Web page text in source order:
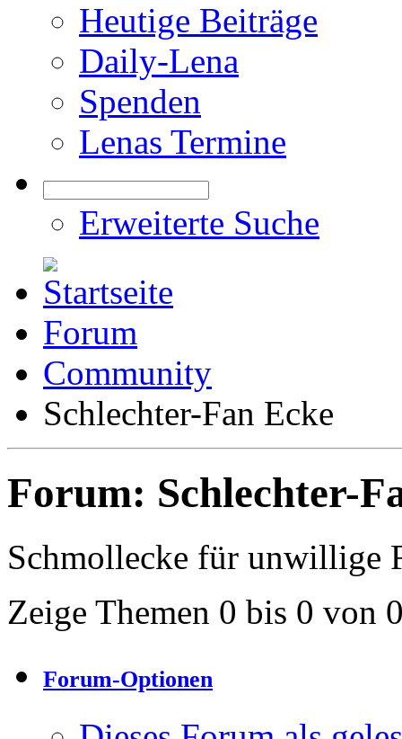
Heutige Beiträge
Daily-Lena
Spenden
Lenas Termine
Erweiterte Suche
Forum
Community
Schlechter-Fan Ecke
Forum: Schlechter-
Schmollecke für unwillige
Zeige Themen 0 bis 0 von
Forum-Optionen